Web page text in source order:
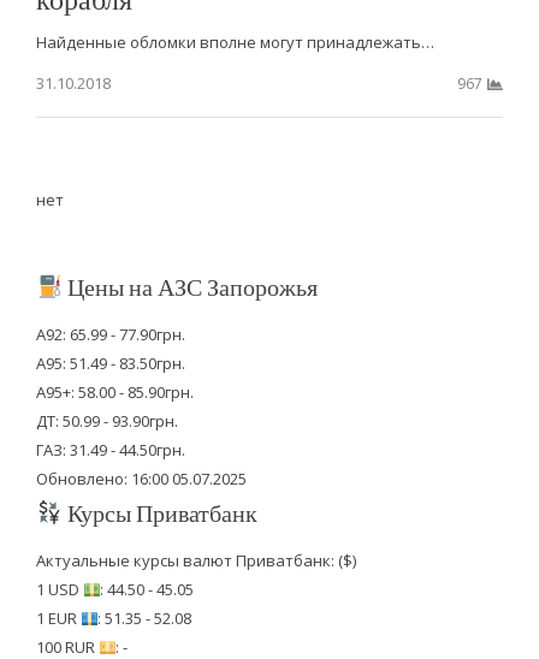
Найденные обломки вполне могут принадлежать…
31.10.2018
967
нет
Цены на АЗС Запорожья
А92: 65.99 - 77.90грн.
А95: 51.49 - 83.50грн.
А95+: 58.00 - 85.90грн.
ДТ: 50.99 - 93.90грн.
ГАЗ: 31.49 - 44.50грн.
Обновлено: 16:00 05.07.2025
Курсы Приватбанк
Актуальные курсы валют Приватбанк: ($)
1 USD
: 44.50 - 45.05
1 EUR
: 51.35 - 52.08
100 RUR
: -